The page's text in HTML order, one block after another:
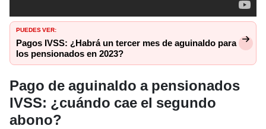
PUEDES VER:
Pagos IVSS: ¿Habrá un tercer mes de aguinaldo para
los pensionados en 2023?
Pago de aguinaldo a pensionados
IVSS: ¿cuándo cae el segundo
abono?